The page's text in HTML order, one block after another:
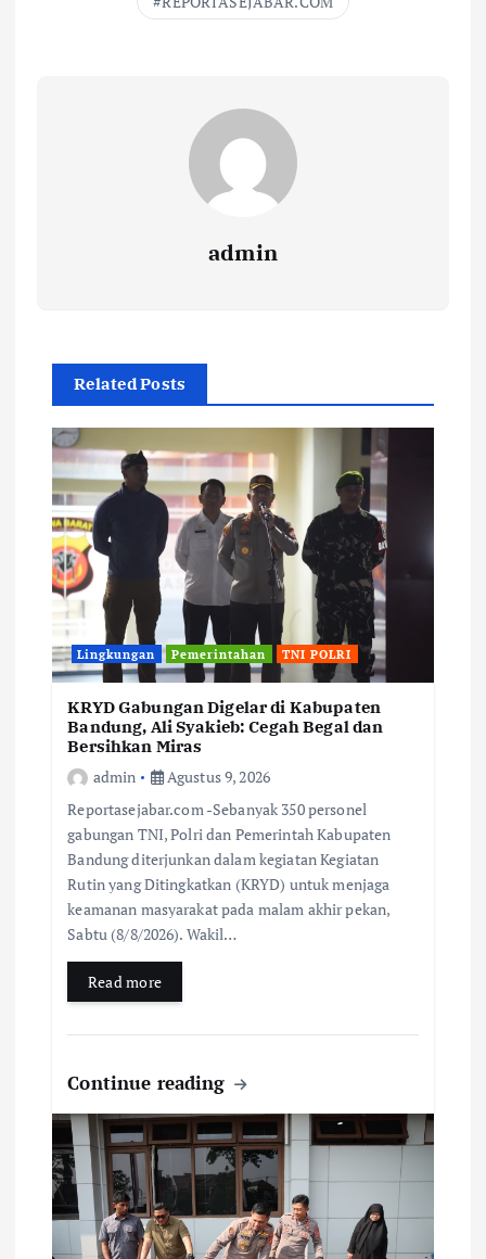
admin
Related Posts
Lingkungan Pemerintahan TNI POLRI
KRYD Gabungan Digelar di Kabupaten
Bandung, Ali Syakieb: Cegah Begal dan
Bersihkan Miras
admin
Agustus 9, 2026
Reportasejabar.com -Sebanyak 350 personel
gabungan TNI, Polri dan Pemerintah Kabupaten
Bandung diterjunkan dalam kegiatan Kegiatan
Rutin yang Ditingkatkan (KRYD) untuk menjaga
keamanan masyarakat pada malam akhir pekan,
Sabtu (8/8/2026). Wakil…
Read more
Continue reading